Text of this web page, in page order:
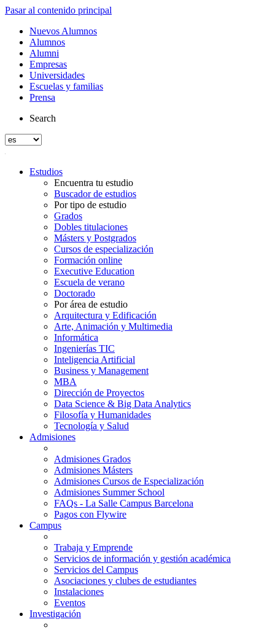
Pasar al contenido principal
Nuevos Alumnos
Alumnos
Alumni
Empresas
Universidades
Escuelas y familias
Prensa
Search
Estudios
Encuentra tu estudio
Buscador de estudios
Por tipo de estudio
Grados
Dobles titulaciones
Másters y Postgrados
Cursos de especialización
Formación online
Executive Education
Escuela de verano
Doctorado
Por área de estudio
Arquitectura y Edificación
Arte, Animación y Multimedia
Informática
Ingenierías TIC
Inteligencia Artificial
Business y Management
MBA
Dirección de Proyectos
Data Science & Big Data Analytics
Filosofía y Humanidades
Tecnología y Salud
Admisiones
Admisiones Grados
Admisiones Másters
Admisiones Cursos de Especialización
Admisiones Summer School
FAQs - La Salle Campus Barcelona
Pagos con Flywire
Campus
Trabaja y Emprende
Servicios de información y gestión académica
Servicios del Campus
Asociaciones y clubes de estudiantes
Instalaciones
Eventos
Investigación